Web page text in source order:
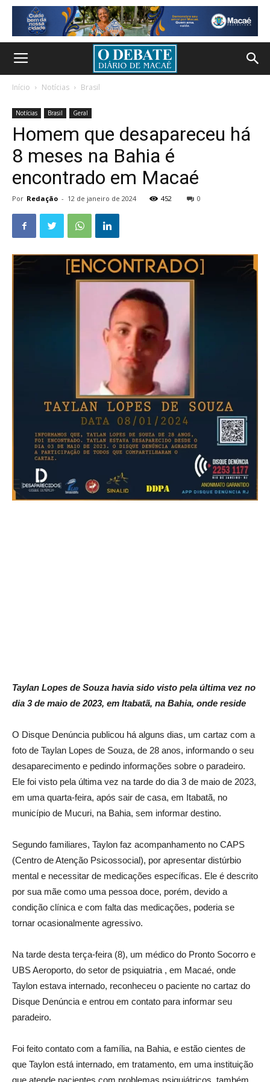
Início Notícias Brasil
Notícias Brasil Geral
Homem que desapareceu há
8 meses na Bahia é
encontrado em Macaé
Por Redação - 12 de janeiro de 2024 452 0
Taylan Lopes de Souza havia sido visto pela última vez no
dia 3 de maio de 2023, em Itabatã, na Bahia, onde reside
O Disque Denúncia publicou há alguns dias, um cartaz com a
foto de Taylan Lopes de Souza, de 28 anos, informando o seu
desaparecimento e pedindo informações sobre o paradeiro.
Ele foi visto pela última vez na tarde do dia 3 de maio de 2023,
em uma quarta-feira, após sair de casa, em Itabatã, no
município de Mucuri, na Bahia, sem informar destino.
Segundo familiares, Taylon faz acompanhamento no CAPS
(Centro de Atenção Psicossocial), por apresentar distúrbio
mental e necessitar de medicações específicas. Ele é descrito
por sua mãe como uma pessoa doce, porém, devido a
condição clínica e com falta das medicações, poderia se
tornar ocasionalmente agressivo.
Na tarde desta terça-feira (8), um médico do Pronto Socorro e
UBS Aeroporto, do setor de psiquiatria , em Macaé, onde
Taylon estava internado, reconheceu o paciente no cartaz do
Disque Denúncia e entrou em contato para informar seu
paradeiro.
Foi feito contato com a família, na Bahia, e estão cientes de
que Taylon está internado, em tratamento, em uma instituição
que atende pacientes com problemas psiquiátricos, também